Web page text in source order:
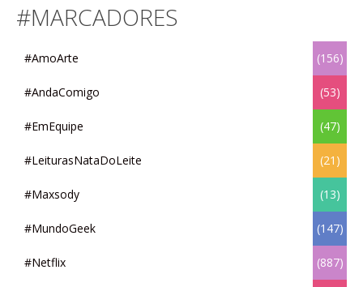
#MARCADORES
#AmoArte (156)
#AndaComigo (53)
#EmEquipe (47)
#LeiturasNataDoLeite (21)
#Maxsody (13)
#MundoGeek (147)
#Netflix (887)